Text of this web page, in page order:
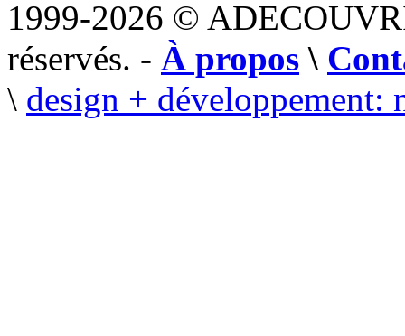
1999-2026 ©
réservés. - À propos \
\ design + développement: